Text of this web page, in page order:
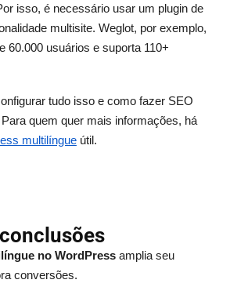
isso, é necessário usar um plugin de
multisite. Weglot, por exemplo,
60.000 usuários e suporta 110+
tudo isso e como fazer SEO
quem quer mais informações, há
multilíngueútil.
no WordPressamplia seu
conversões.